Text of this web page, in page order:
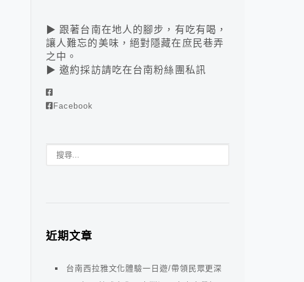
▶ 跟著台南在地人的腳步，有吃有喝，
讓人難忘的美味，絕對隱藏在庶民巷弄
之中。
▶ 邀約採訪請吃在台南粉絲團私訊
Facebook
近期文章
台南西拉雅文化體驗一日遊/帶領民眾更深